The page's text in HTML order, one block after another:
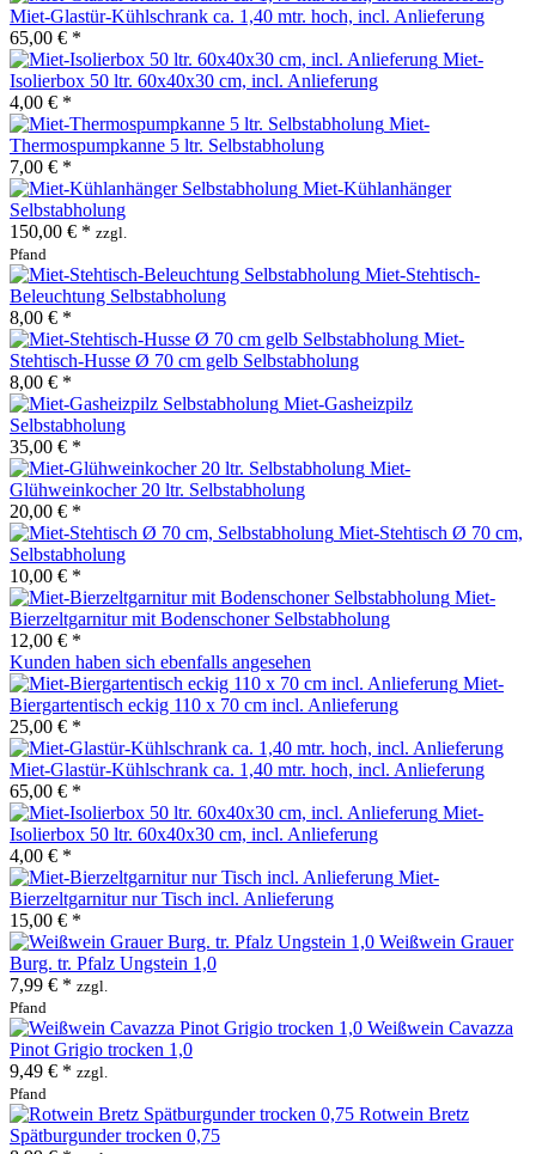
Miet-Glastür-Kühlschrank ca. 1,40 mtr. hoch, incl. Anlieferung
65,00 € *
Miet-
Isolierbox 50 ltr. 60x40x30 cm, incl. Anlieferung
4,00 € *
Miet-
Thermospumpkanne 5 ltr. Selbstabholung
7,00 € *
Miet-Kühlanhänger
Selbstabholung
150,00 € * zzgl.
Pfand
Miet-Stehtisch-
Beleuchtung Selbstabholung
8,00 € *
Miet-
Stehtisch-Husse Ø 70 cm gelb Selbstabholung
8,00 € *
Miet-Gasheizpilz
Selbstabholung
35,00 € *
Miet-
Glühweinkocher 20 ltr. Selbstabholung
20,00 € *
Miet-Stehtisch Ø 70 cm,
Selbstabholung
10,00 € *
Miet-
Bierzeltgarnitur mit Bodenschoner Selbstabholung
12,00 € *
Kunden haben sich ebenfalls angesehen
Miet-
Biergartentisch eckig 110 x 70 cm incl. Anlieferung
25,00 € *
Miet-Glastür-Kühlschrank ca. 1,40 mtr. hoch, incl. Anlieferung
65,00 € *
Miet-
Isolierbox 50 ltr. 60x40x30 cm, incl. Anlieferung
4,00 € *
Miet-
Bierzeltgarnitur nur Tisch incl. Anlieferung
15,00 € *
Weißwein Grauer
Burg. tr. Pfalz Ungstein 1,0
7,99 € * zzgl.
Pfand
Weißwein Cavazza
Pinot Grigio trocken 1,0
9,49 € * zzgl.
Pfand
Rotwein Bretz
Spätburgunder trocken 0,75